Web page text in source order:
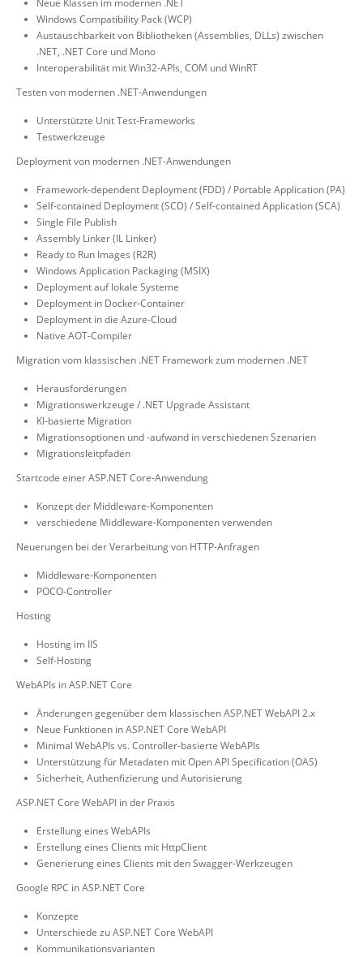
Neue Klassen im modernen .NET
Windows Compatibility Pack (WCP)
Austauschbarkeit von Bibliotheken (Assemblies, DLLs) zwischen
.NET, .NET Core und Mono
Interoperabilität mit Win32-APIs, COM und WinRT
Testen von modernen .NET-Anwendungen
Unterstützte Unit Test-Frameworks
Testwerkzeuge
Deployment von modernen .NET-Anwendungen
Framework-dependent Deployment (FDD) / Portable Application (PA)
Self-contained Deployment (SCD) / Self-contained Application (SCA)
Single File Publish
Assembly Linker (IL Linker)
Ready to Run Images (R2R)
Windows Application Packaging (MSIX)
Deployment auf lokale Systeme
Deployment in Docker-Container
Deployment in die Azure-Cloud
Native AOT-Compiler
Migration vom klassischen .NET Framework zum modernen .NET
Herausforderungen
Migrationswerkzeuge / .NET Upgrade Assistant
KI-basierte Migration
Migrationsoptionen und -aufwand in verschiedenen Szenarien
Migrationsleitpfaden
Startcode einer ASP.NET Core-Anwendung
Konzept der Middleware-Komponenten
verschiedene Middleware-Komponenten verwenden
Neuerungen bei der Verarbeitung von HTTP-Anfragen
Middleware-Komponenten
POCO-Controller
Hosting
Hosting im IIS
Self-Hosting
WebAPIs in ASP.NET Core
Änderungen gegenüber dem klassischen ASP.NET WebAPI 2.x
Neue Funktionen in ASP.NET Core WebAPI
Minimal WebAPIs vs. Controller-basierte WebAPIs
Unterstützung für Metadaten mit Open API Specification (OAS)
Sicherheit, Authenfizierung und Autorisierung
ASP.NET Core WebAPI in der Praxis
Erstellung eines WebAPIs
Erstellung eines Clients mit HttpClient
Generierung eines Clients mit den Swagger-Werkzeugen
Google RPC in ASP.NET Core
Konzepte
Unterschiede zu ASP.NET Core WebAPI
Kommunikationsvarianten